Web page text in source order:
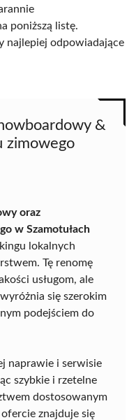
poniższą listę.
najlepiej odpowiadające
&
zimowego
oraz
w Szamotułach
lokalnych
Tę renomę
usługom, ale
się szerokim
podejściem do
naprawie i serwisie
szybkie i rzetelne
dostosowanym
znajduje się